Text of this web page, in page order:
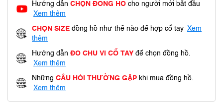
Hướng dẫn CHỌN ĐỒNG HỒ cho người mới bắt đầu
Xem thêm
CHỌN SIZE đồng hồ như thế nào để hợp cổ tay Xem
thêm
Hướng dẫn ĐO CHU VI CỔ TAY để chọn đồng hồ.
Xem thêm
Những CÂU HỎI THƯỜNG GẶP khi mua đồng hồ.
Xem thêm